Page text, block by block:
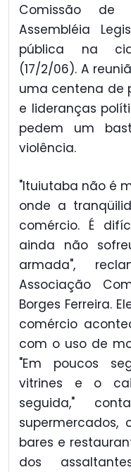
Comissão de
Assembléia
pública na
(17/2/06). A
uma centena de
e lideranças
pedem um
violência.
"Ituiutaba não é
onde a
comércio. É
ainda não
armada",
Associação
Borges Ferreira.
comércio
com o uso de
"Em poucos
vitrines e o
seguida,"
supermercados,
bares e
dos